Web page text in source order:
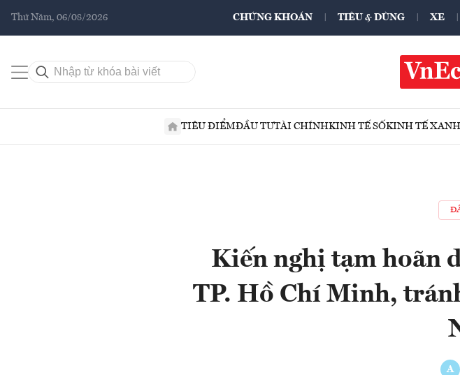
Thứ Năm, 06/08/2026 CHỨNG KHOÁN TIÊU & DÙNG XE
TIÊU ĐIỂMĐẦU TƯTÀI CHÍNHKINH TẾ SỐKINH TẾ XANH
Kiến nghị tạm hoãn
TP. Hồ Chí Minh,
A